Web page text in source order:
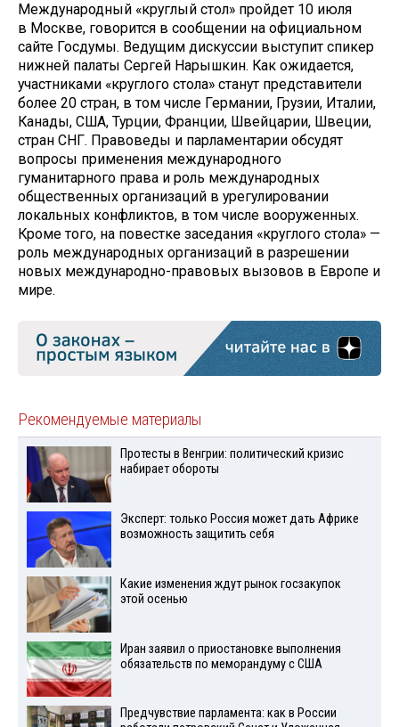
Международный «круглый стол» пройдет 10 июля
в Москве, говорится в сообщении на официальном
сайте Госдумы. Ведущим дискуссии выступит спикер
нижней палаты Сергей Нарышкин. Как ожидается,
участниками «круглого стола» станут представители
более 20 стран, в том числе Германии, Грузии, Италии,
Канады, США, Турции, Франции, Швейцарии, Швеции,
стран СНГ. Правоведы и парламентарии обсудят
вопросы применения международного
гуманитарного права и роль международных
общественных организаций в урегулировании
локальных конфликтов, в том числе вооруженных.
Кроме того, на повестке заседания «круглого стола» —
роль международных организаций в разрешении
новых международно-правовых вызовов в Европе и
мире.
Рекомендуемые материалы
Протесты в Венгрии: политический кризис
набирает обороты
Эксперт: только Россия может дать Африке
возможность защитить себя
Какие изменения ждут рынок госзакупок
этой осенью
Иран заявил о приостановке выполнения
обязательств по меморандуму с США
Предчувствие парламента: как в России